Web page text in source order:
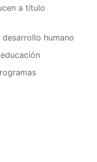
a título
humano